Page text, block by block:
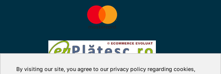
By visiting our site, you agree to our privacy policy regarding cookies,